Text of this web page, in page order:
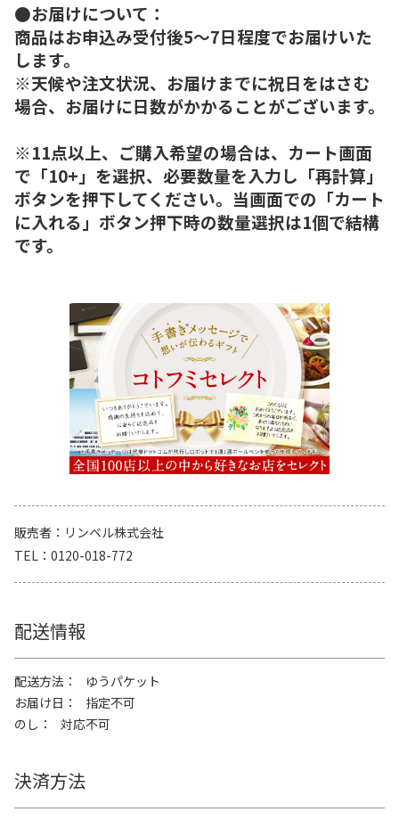
●お届けについて：
商品はお申込み受付後5～7日程度でお届けいた
します。
※天候や注文状況、お届けまでに祝日をはさむ
場合、お届けに日数がかかることがございます。
※11点以上、ご購入希望の場合は、カート画面
で「10+」を選択、必要数量を入力し「再計算」
ボタンを押下してください。当画面での「カート
に入れる」ボタン押下時の数量選択は1個で結構
です。
販売者
リンベル株式会社
TEL
0120-018-772
配送情報
配送方法
ゆうパケット
お届け日
指定不可
のし
対応不可
決済方法